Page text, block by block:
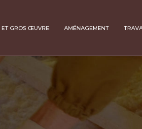
ET GROS ŒUVRE AMÉNAGEMENT